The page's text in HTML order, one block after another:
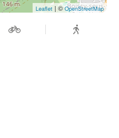
Leaflet | ©OpenStreetMap